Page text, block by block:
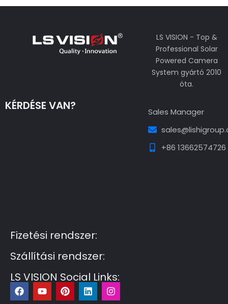
LS VISION - Top &
Professional Solar
Powered Camera
System gyártó 2010
óta.
KÉRDÉSE VAN?
Sales Manager
+86 13662574726
Fizetési rendszer:
Szállítási rendszer:
LS VISION Social Links:
F
a
Y
o
P
i
L
i
I
n